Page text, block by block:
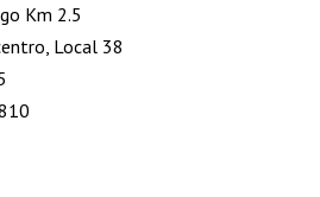
Km 2.5
Local 38